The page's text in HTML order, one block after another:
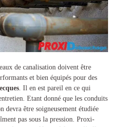
de canalisation doivent être
et bien équipés pour des
. Il en est pareil en ce qui
Etant donné que les conduits
être soigneusement étudiée
pas sous la pression. Proxi-